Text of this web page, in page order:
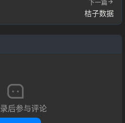
下一篇
桔子数据
后参与评论